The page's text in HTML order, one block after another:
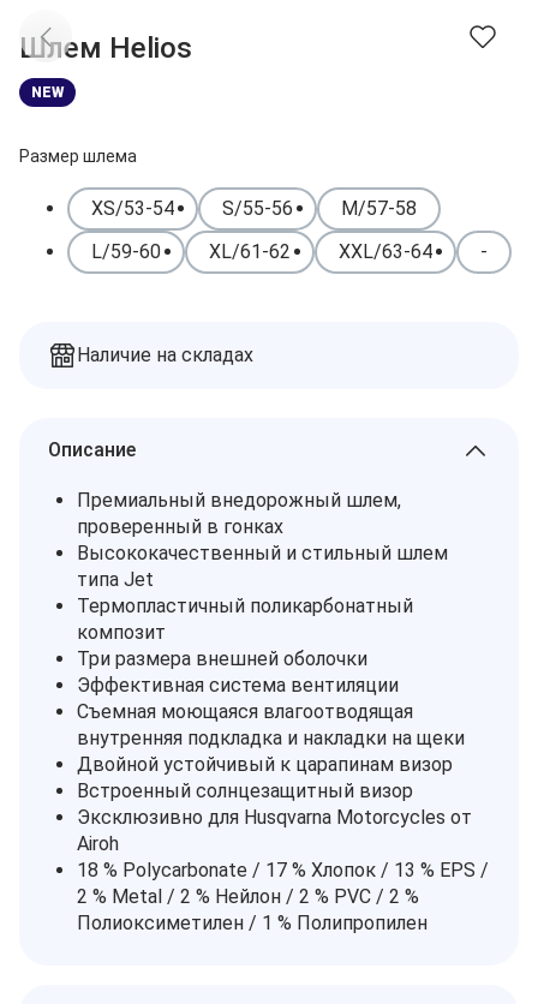
Доставка
Оплата
Контакты
Дилеры
Заказы
Избранное
Корзина
Шлем Helios
NEW
Размер шлема
XS/53-54 S/55-56
M/57-58
L/59-60
XL/61-62 XXL/63-64 -
Наличие на складах
Описание
Премиальный внедорожный шлем,
проверенный в гонках
Высококачественный и стильный шлем
типа Jet
Термопластичный поликарбонатный
композит
Три размера внешней оболочки
Эффективная система вентиляции
Съемная моющаяся влагоотводящая
внутренняя подкладка и накладки на щеки
Двойной устойчивый к царапинам визор
Встроенный солнцезащитный визор
Эксклюзивно для Husqvarna Motorcycles от
Airoh
18 % Polycarbonate / 17 % Хлопок / 13 % EPS /
2 % Metal / 2 % Нейлон / 2 % PVC / 2 %
Полиоксиметилен / 1 % Полипропилен